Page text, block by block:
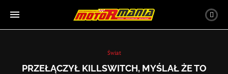
Świat
PRZEŁĄCZYŁ KILLSWITCH, MYŚLAŁ ŻE TO